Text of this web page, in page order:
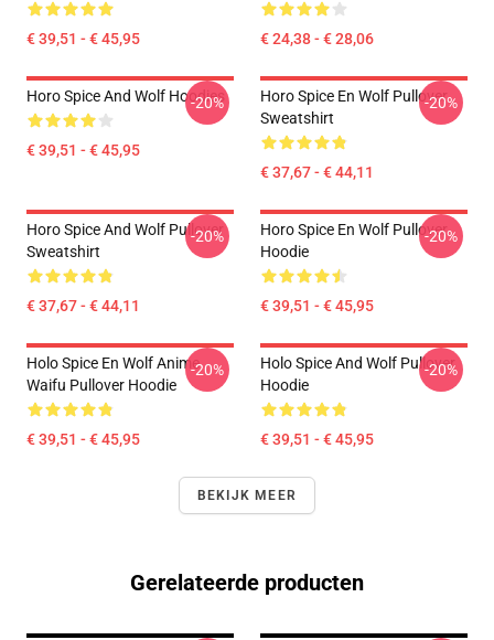
€ 39,51 - € 45,95 € 24,38 - € 28,06
Horo Spice And Wolf Hoodies
€ 39,51 - € 45,95
-20%
Horo Spice En Wolf Pullover
Sweatshirt
€ 37,67 - € 44,11
-20%
Horo Spice And Wolf Pullover
Sweatshirt
€ 37,67 - € 44,11
-20%
Horo Spice En Wolf Pullover
Hoodie
€ 39,51 - € 45,95
-20%
Holo Spice En Wolf Anime
Waifu Pullover Hoodie
€ 39,51 - € 45,95
-20%
Holo Spice And Wolf Pullover
Hoodie
€ 39,51 - € 45,95
-20%
BEKIJK MEER
Gerelateerde producten